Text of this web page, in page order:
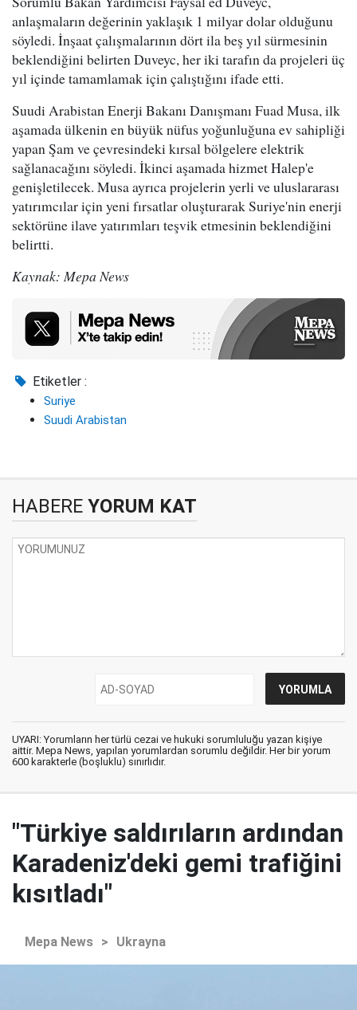
anlaşmaların değerinin yaklaşık 1 milyar dolar olduğunu
söyledi. İnşaat çalışmalarının dört ila beş yıl sürmesinin
beklendiğini belirten Duveyc, her iki tarafın da projeleri üç
yıl içinde tamamlamak için çalıştığını ifade etti.
Suudi Arabistan Enerji Bakanı Danışmanı Fuad Musa, ilk
aşamada ülkenin en büyük nüfus yoğunluğuna ev sahipliği
yapan Şam ve çevresindeki kırsal bölgelere elektrik
sağlanacağını söyledi. İkinci aşamada hizmet Halep'e
genişletilecek. Musa ayrıca projelerin yerli ve uluslararası
yatırımcılar için yeni fırsatlar oluşturarak Suriye'nin enerji
sektörüne ilave yatırımları teşvik etmesinin beklendiğini
belirtti.
Kaynak: Mepa News
Etiketler :
Suriye
Suudi Arabistan
HABERE YORUM KAT
UYARI: Yorumların her türlü cezai ve hukuki sorumluluğu yazan kişiye
aittir. Mepa News, yapılan yorumlardan sorumlu değildir. Her bir yorum
600 karakterle (boşluklu) sınırlıdır.
"Türkiye saldırıların ardından
Karadeniz'deki gemi trafiğini
kısıtladı"
Mepa News > Ukrayna